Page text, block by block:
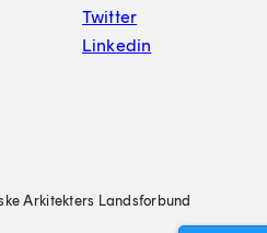
Twitter
Linkedin
Arkitekters Landsforbund